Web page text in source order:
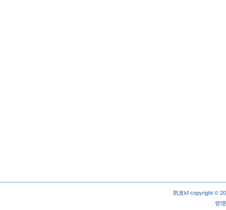
凯发kf copyright ©
管